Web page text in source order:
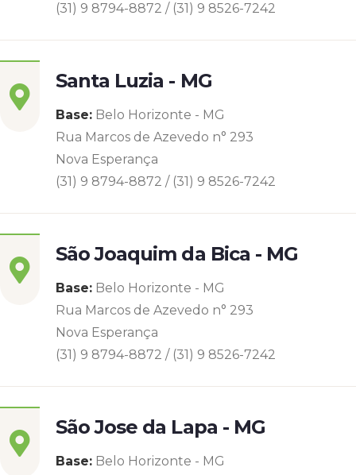
(31) 9 8794-8872 / (31) 9 8526-7242
Santa Luzia - MG
Base: Belo Horizonte - MG
Rua Marcos de Azevedo n° 293
Nova Esperança
(31) 9 8794-8872 / (31) 9 8526-7242
São Joaquim da Bica - MG
Base: Belo Horizonte - MG
Rua Marcos de Azevedo n° 293
Nova Esperança
(31) 9 8794-8872 / (31) 9 8526-7242
São Jose da Lapa - MG
Base: Belo Horizonte - MG